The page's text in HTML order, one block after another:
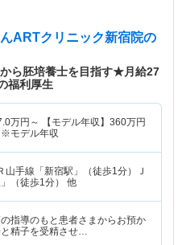
ARTクリニック新宿院の
から胚培養士を目指す★月給27
福利厚生
万円～ 【モデル年収】 360万円
モデル年収
山手線「新宿駅」（徒歩1分）Ｊ
（徒歩1分） 他
指導のもと患者さまからお預か
精子を受精させ…